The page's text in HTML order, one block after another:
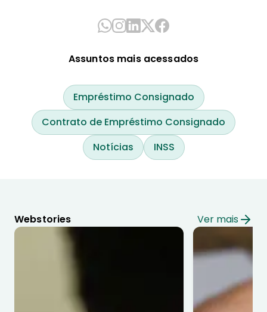
Assuntos mais acessados
Empréstimo Consignado
Contrato de Empréstimo Consignado
Notícias
INSS
Webstories Ver mais